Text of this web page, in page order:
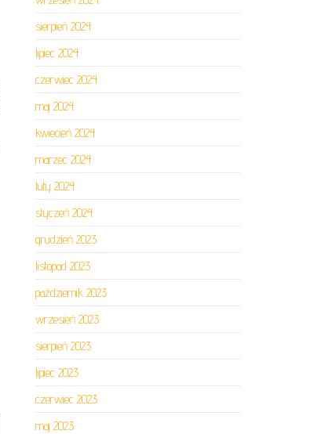
sierpień 2024
lipiec 2024
czerwiec 2024
maj 2024
kwiecień 2024
marzec 2024
luty 2024
styczeń 2024
grudzień 2023
listopad 2023
październik 2023
wrzesień 2023
sierpień 2023
lipiec 2023
czerwiec 2023
maj 2023